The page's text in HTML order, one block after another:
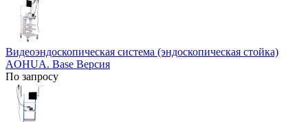
Видеоэндоскопическая система (эндоскопическая стойка)
AOHUA. Base Версия
По запросу